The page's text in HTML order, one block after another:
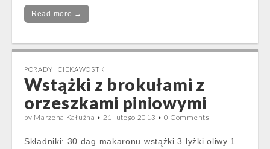
Read more →
PORADY I CIEKAWOSTKI
Wstążki z brokułami z
orzeszkami piniowymi
by Marzena Kałużna • 21 lutego 2013 • 0 Comments
Składniki: 30 dag makaronu wstążki 3 łyżki oliwy 1